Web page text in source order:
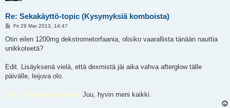
Re: Sekakäyttö-topic (Kysymyksiä komboista)
P
s
Fri 29 Mar 2013, 14:47
Otin eilen 1200mg dekstrometorfaania, olisiko vaarallista tänään nauttia
unikkoteetä?
Edit. Lisäyksenä vielä, että dexmistä jäi aika vahva afterglow tälle
päivälle, leijuva olo.
Edit seuraavana päivänä: Juu, hyvin meni kaikki.